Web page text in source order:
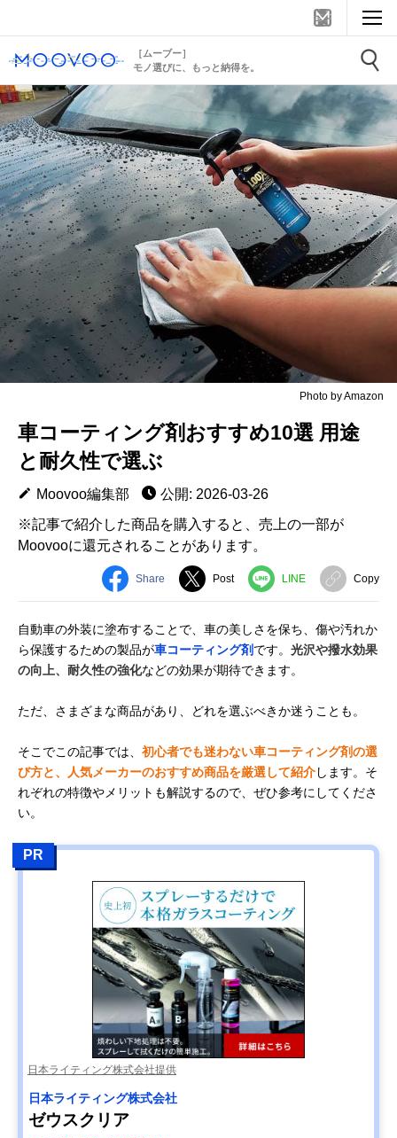
［ムーブー］
モノ選びに、もっと納得を。
Photo by Amazon
車コーティング剤おすすめ10選 用途
と耐久性で選ぶ
Moovoo編集部
公開: 2026-03-26
※記事で紹介した商品を購入すると、売上の一部が
Moovooに還元されることがあります。
Share Post LINE Copy
自動車の外装に塗布することで、車の美しさを保ち、傷や汚れか
ら保護するための製品が車コーティング剤です。 光沢や撥水効果
の向上、耐久性の強化などの効果が期待できます。
ただ、さまざまな商品があり、どれを選ぶべきか迷うことも。
そこでこの記事では、 初心者でも迷わない車コーティング剤の選
び方と、人気メーカーのおすすめ商品を厳選して紹介します。そ
れぞれの特徴やメリットも解説するので、ぜひ参考にしてくださ
い。
PR
日本ライティング株式会社提供
日本ライティング株式会社
ゼウスクリア